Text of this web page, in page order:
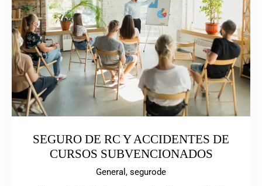
SEGURO DE RC Y ACCIDENTES DE
CURSOS SUBVENCIONADOS
General, segurode